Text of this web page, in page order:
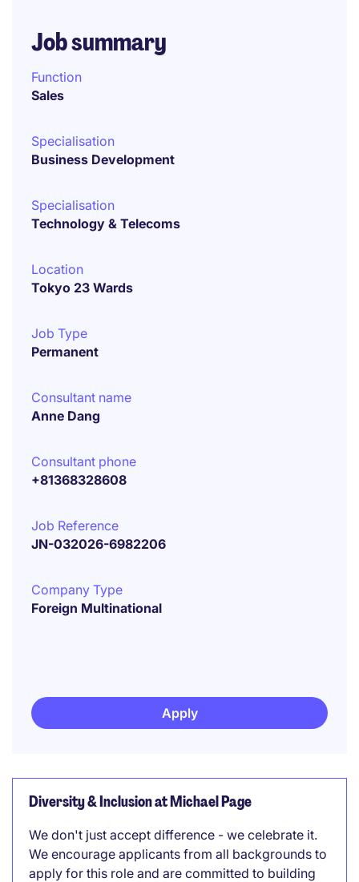
Job summary
Function
Sales
Specialisation
Business Development
Specialisation
Technology & Telecoms
Location
Tokyo 23 Wards
Job Type
Permanent
Consultant name
Anne Dang
Consultant phone
+81368328608
Job Reference
JN-032026-6982206
Company Type
Foreign Multinational
Apply
Diversity & Inclusion at Michael Page
We don't just accept difference - we celebrate it.
We encourage applicants from all backgrounds to
apply for this role and are committed to building